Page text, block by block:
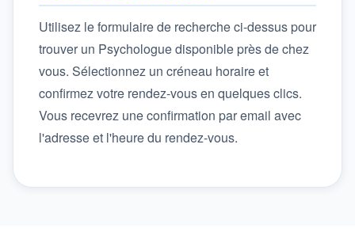
Utilisez le formulaire de recherche ci-dessus pour
trouver un Psychologue disponible près de chez
vous. Sélectionnez un créneau horaire et
confirmez votre rendez-vous en quelques clics.
Vous recevrez une confirmation par email avec
l'adresse et l'heure du rendez-vous.